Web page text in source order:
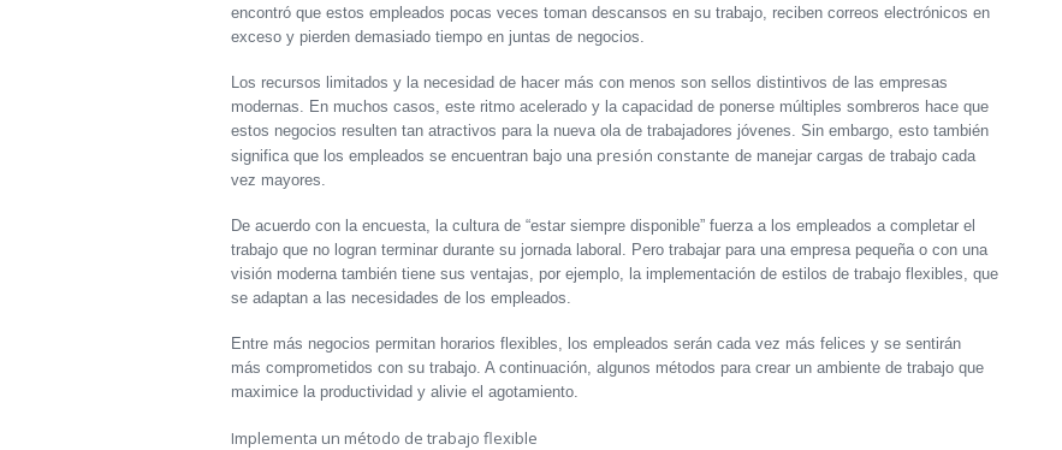
encontró que estos empleados pocas veces toman descansos en su trabajo, reciben correos electrónicos en
exceso y pierden demasiado tiempo en juntas de negocios.
Los recursos limitados y la necesidad de hacer más con menos son sellos distintivos de las empresas
modernas. En muchos casos, este ritmo acelerado y la capacidad de ponerse múltiples sombreros hace que
estos negocios resulten tan atractivos para la nueva ola de trabajadores jóvenes. Sin embargo, esto también
significa que los empleados se encuentran bajo una presión constante de manejar cargas de trabajo cada
vez mayores.
De acuerdo con la encuesta, la cultura de “estar siempre disponible” fuerza a los empleados a completar el
trabajo que no logran terminar durante su jornada laboral. Pero trabajar para una empresa pequeña o con una
visión moderna también tiene sus ventajas, por ejemplo, la implementación de estilos de trabajo flexibles, que
se adaptan a las necesidades de los empleados.
Entre más negocios permitan horarios flexibles, los empleados serán cada vez más felices y se sentirán
más comprometidos con su trabajo. A continuación, algunos métodos para crear un ambiente de trabajo que
maximice la productividad y alivie el agotamiento.
Implementa un método de trabajo flexible